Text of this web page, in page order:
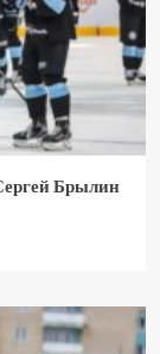
Брылин